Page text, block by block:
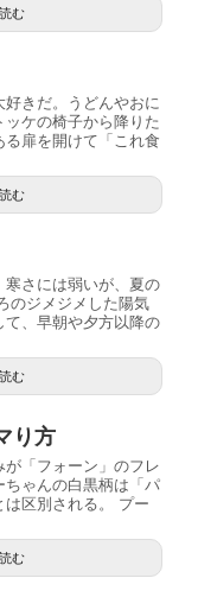
む
きだ。うどんやおに
ッケの椅子から降りた
扉を開けて「これ食
む
寒さには弱いが、夏の
のジメジメした陽気
、早朝や夕方以降の
む
り方
「フォーン」のフレ
ちゃんの白黒柄は「パ
は区別される。 プー
む